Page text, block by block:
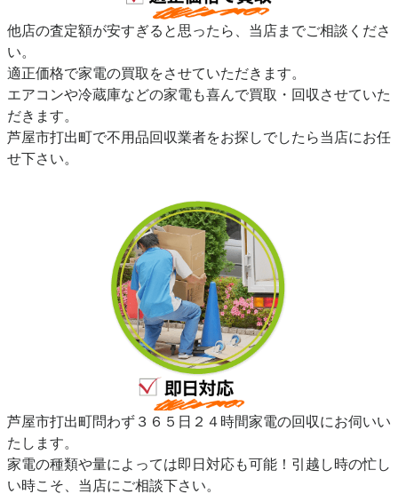
他店の査定額が安すぎると思ったら、当店までご相談くださ
い。
適正価格で家電の買取をさせていただきます。
エアコンや冷蔵庫などの家電も喜んで買取・回収させていた
だきます。
芦屋市打出町で不用品回収業者をお探しでしたら当店にお任
せ下さい。
芦屋市打出町問わず３６５日２４時間家電の回収にお伺いい
たします。
家電の種類や量によっては即日対応も可能！引越し時の忙し
い時こそ、当店にご相談下さい。